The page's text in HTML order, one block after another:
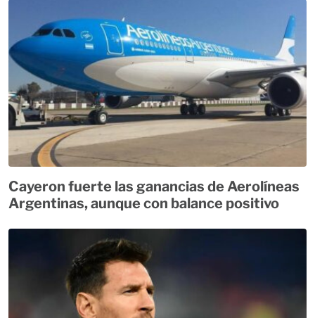
Cayeron fuerte las ganancias de Aerolíneas
Argentinas, aunque con balance positivo